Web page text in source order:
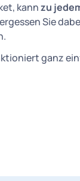
kannzu
Sie
ganz